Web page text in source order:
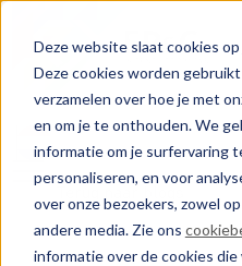
Deze website slaat cookies
Deze cookies worden
verzamelen over hoe je met
en om je te onthouden. We
informatie om je surfervaring
personaliseren, en voor
over onze bezoekers, zowel
andere media. Zie ons
informatie over de cookies
Terug naar blogs